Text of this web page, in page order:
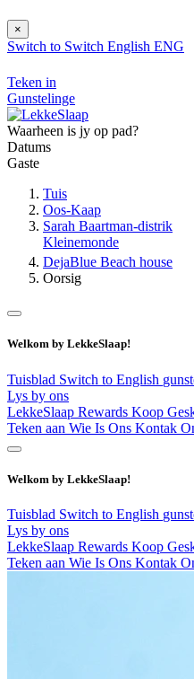
×
Switch to Switch English ENG
Teken in
Gunstelinge
Waarheen is jy op pad?
Datums
Gaste
Tuis
Oos-Kaap
Sarah Baartman-distrik
Kleinemonde
DejaBlue Beach house
Oorsig
Welkom by LekkeSlaap!
Tuisblad Switch to English
Lys by ons
LekkeSlaap Rewards Koop
Teken aan Wie Is Ons Kontak
Welkom by LekkeSlaap!
Tuisblad Switch to English
Lys by ons
LekkeSlaap Rewards Koop
Teken aan Wie Is Ons Kontak